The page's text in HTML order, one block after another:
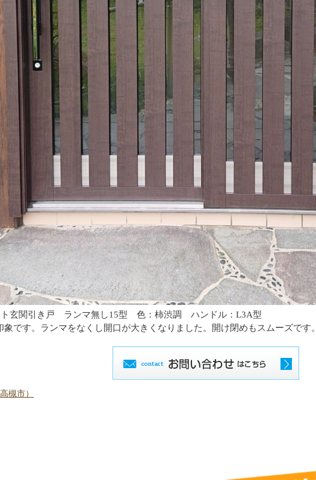
玄関引き戸 ランマ無し15型 色：柿渋調 ハンドル：L3A型
象です。ランマをなくし開口が大きくなりました。開け閉めもスムーズです。
槻市）